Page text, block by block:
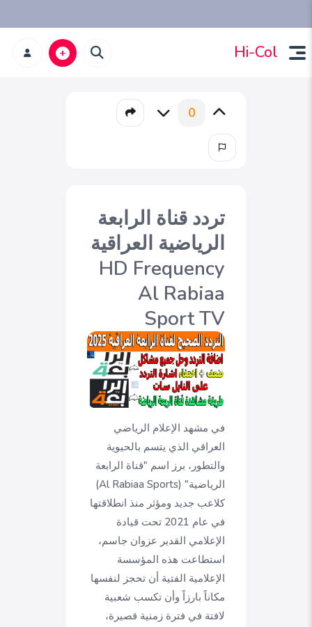
Hi-Col
0
تردد قناة الرابعة
الرياضية العراقية
HD Frequency
Al Rabiaa
Sport TV
في مشهد الإعلام الرياضي
العراقي الذي يتسم بالحيوية
والتطور، برز اسم "قناة الرابعة
الرياضية" (Al Rabiaa Sports)
كلاعب جديد ومؤثر منذ انطلاقتها
في عام 2021 تحت قيادة
الإعلامي القدير عزوان جاسم،
استطاعت هذه المؤسسة
الإعلامية الفتية أن تحجز لنفسها
مكاناً بارزاً وأن تكسب شعبية
لافتة في فترة زمنية قصيرة،